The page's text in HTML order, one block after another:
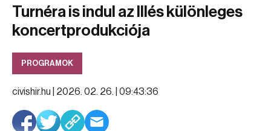
Turnéra is indul az Illés különleges
koncertprodukciója
PROGRAMOK
civishir.hu | 2026. 02. 26. | 09:43:36